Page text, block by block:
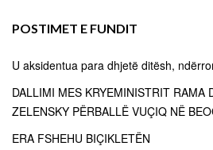
POSTIMET E FUNDIT
U aksidentua para dhjetë ditësh,
DALLIMI MES KRYEMINISTRIT RAMA
ZELENSKY PËRBALLË VUÇIQ NË
ERA FSHEHU BIÇIKLETËN